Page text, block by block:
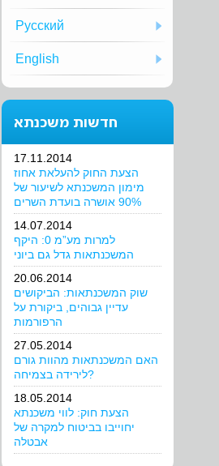
Русский
English
חדשות משכנתא
17.11.2014
הצעת החוק להעלאת אחוז
מימון המשכנתא לשיעור של
90% אושרה בועדת השרים
14.07.2014
למרות מע”מ 0: היקף
המשכנתאות גדל גם ביוני
20.06.2014
שוק המשכנתאות: הביקושים
עדיין גבוהים, ביקורת על
הרפורמות
27.05.2014
האם המשכנתאות מהוות גורם
לירידה בצמיחה?
18.05.2014
הצעת חוק: לווי משכנתא
יחוייבו בביטוח למקרה של
אבטלה